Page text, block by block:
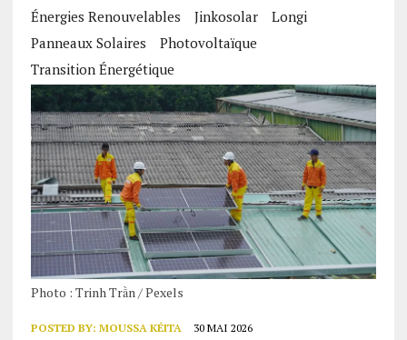
Énergies Renouvelables
Jinkosolar
Longi
Panneaux Solaires
Photovoltaïque
Transition Énergétique
Photo : Trinh Trần / Pexels
POSTED BY: MOUSSA KÉITA 30 MAI 2026